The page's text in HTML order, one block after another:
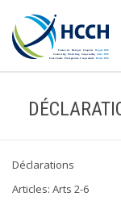
Déclarations
Articles: Arts 2-6